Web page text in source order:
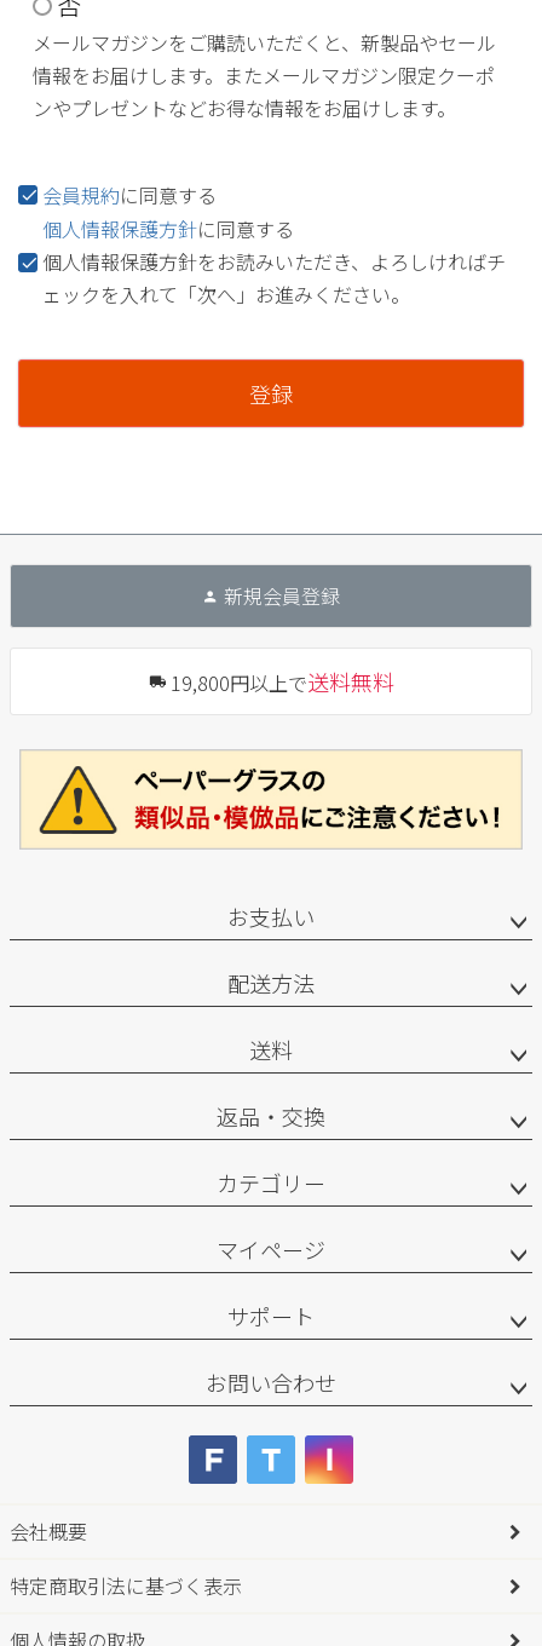
メールマガジンをご購読いただくと、新製品やセール
情報をお届けします。またメールマガジン限定クーポ
ンやプレゼントなどお得な情報をお届けします。
会員規約に同意する
個人情報保護方針に同意する
個人情報保護方針をお読みいただき、よろしければチ
ェックを入れて「次へ」お進みください。
登録
新規会員登録
19,800円以上で送料無料
お支払い
配送方法
送料
返品・交換
カテゴリー
マイページ
サポート
お問い合わせ
会社概要
特定商取引法に基づく表示